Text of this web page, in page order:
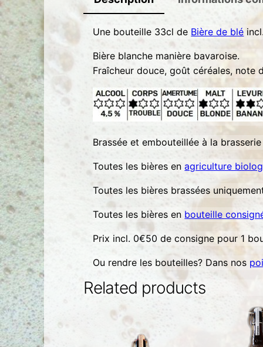
Une bouteille 33cl de Bière de blé
Bière blanche manière bavaroise.
Fraîcheur douce, goût céréales, note
Brassée et embouteillée à la
Toutes les bières enagriculture
Toutes les bières brassées
Toutes les bières en bouteille
Prix incl. 0€50 de consigne pour 1
Ou rendre les bouteilles? Dans nos
Related products